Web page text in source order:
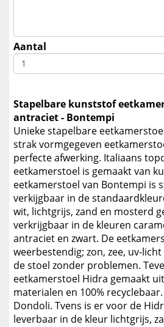
Aantal
Stapelbare kunststof
antraciet - Bontempi
Unieke stapelbare
strak vormgegeven
perfecte afwerking. Italiaans
eetkamerstoel is gemaakt van
eetkamerstoel van Bontempi is
verkijgbaar in de
wit, lichtgrijs, zand en mosterd
verkrijgbaar in de kleuren
antraciet en zwart. De
weerbestendig; zon, zee, uv-
de stoel zonder problemen.
eetkamerstoel Hidra gemaakt
materialen en 100%
Dondoli. Tvens is er voor de
leverbaar in de kleur lichtgrijs,